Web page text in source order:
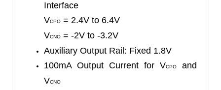
Interface
VCPO = 2.4V to 6.4V
VCNO = -2V to -3.2V
Auxiliary Output Rail: Fixed 1.8V
100mA Output Current for VCPO
and
VCNO